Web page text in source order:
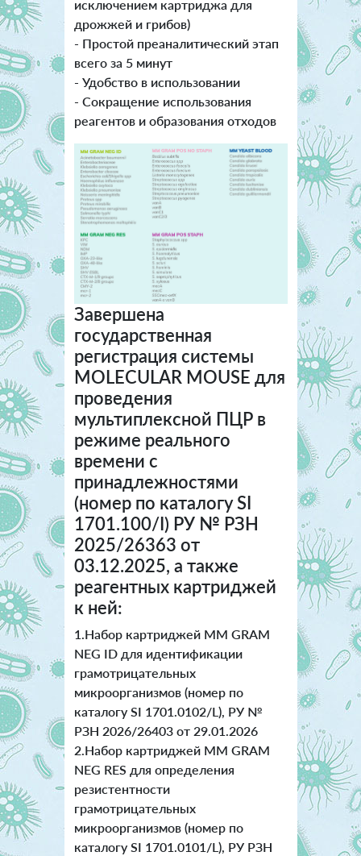
исключением картриджа для
дрожжей и грибов)
- Простой преаналитический этап
всего за 5 минут
- Удобство в использовании
- Сокращение использования
реагентов и образования отходов
Завершена
государственная
регистрация системы
MOLECULAR MOUSE для
проведения
мультиплексной ПЦР в
режиме реального
времени с
принадлежностями
(номер по каталогу SI
1701.100/I) РУ № РЗН
2025/26363 от
03.12.2025, а также
реагентных картриджей
к ней:
1.Набор картриджей ММ GRAM
NEG ID для идентификации
грамотрицательных
микроорганизмов (номер по
каталогу SI 1701.0102/L), РУ №
РЗН 2026/26403 от 29.01.2026
2.Набор картриджей ММ GRAM
NEG RES для определения
резистентности
грамотрицательных
микроорганизмов (номер по
каталогу SI 1701.0101/L), РУ РЗН